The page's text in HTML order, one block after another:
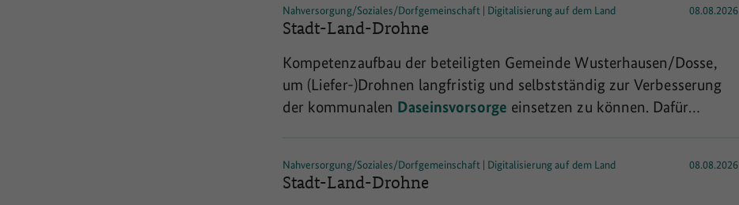
Nahversorgung/Soziales/Dorfgemeinschaft | Digitalisierung auf dem Land 08.08.2026
Stadt-Land-Drohne
Kompetenzaufbau der beteiligten Gemeinde Wusterhausen/Dosse,
um (Liefer-)Drohnen langfristig und selbstständig zur Verbesserung
der kommunalen Daseinsvorsorge einsetzen zu können. Dafür
Nahversorgung/Soziales/Dorfgemeinschaft | Digitalisierung auf dem Land 08.08.2026
Stadt-Land-Drohne